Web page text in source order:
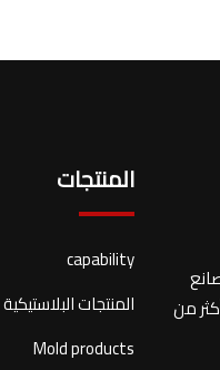
من
المنتجات
capability
المنتجات البلاستيكية
Mold products